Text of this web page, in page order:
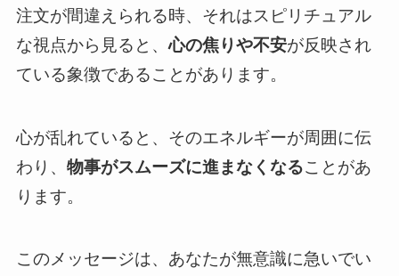
注文が間違えられる時、それはスピリチュアル
な視点から見ると、心の焦りや不安が反映され
ている象徴であることがあります。
心が乱れていると、そのエネルギーが周囲に伝
わり、 物事がスムーズに進まなくなることがあ
ります。
このメッセージは、あなたが無意識に急いでい